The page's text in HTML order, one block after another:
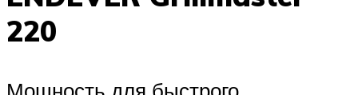
220
Мощность для быстрого